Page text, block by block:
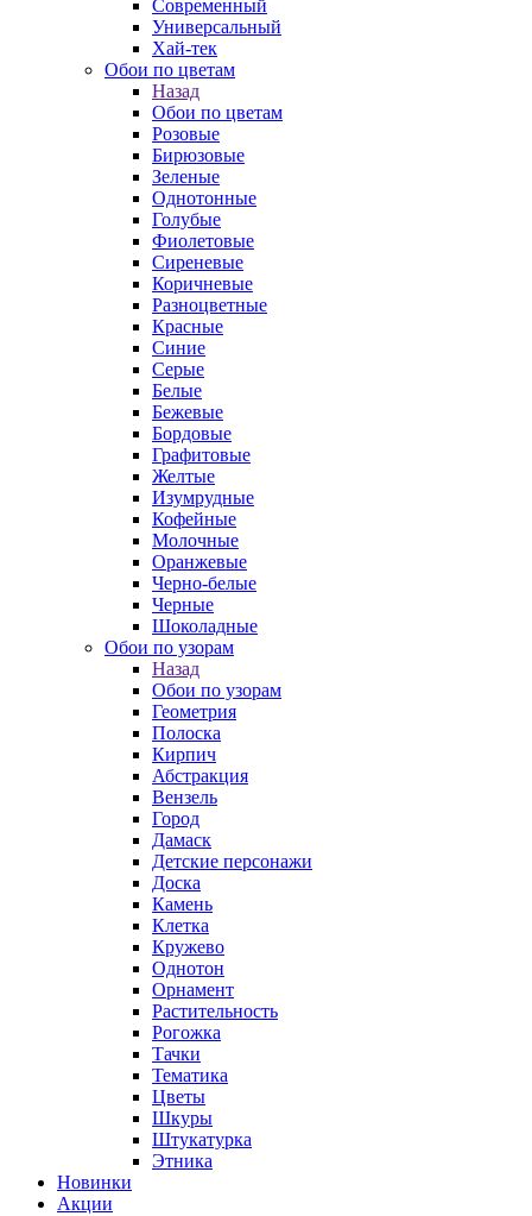
Современный
Универсальный
Хай-тек
Обои по цветам
Назад
Обои по цветам
Розовые
Бирюзовые
Зеленые
Однотонные
Голубые
Фиолетовые
Сиреневые
Коричневые
Разноцветные
Красные
Синие
Серые
Белые
Бежевые
Бордовые
Графитовые
Желтые
Изумрудные
Кофейные
Молочные
Оранжевые
Черно-белые
Черные
Шоколадные
Обои по узорам
Назад
Обои по узорам
Геометрия
Полоска
Кирпич
Абстракция
Вензель
Город
Дамаск
Детские персонажи
Доска
Камень
Клетка
Кружево
Однотон
Орнамент
Растительность
Рогожка
Тачки
Тематика
Цветы
Шкуры
Штукатурка
Этника
Новинки
Акции